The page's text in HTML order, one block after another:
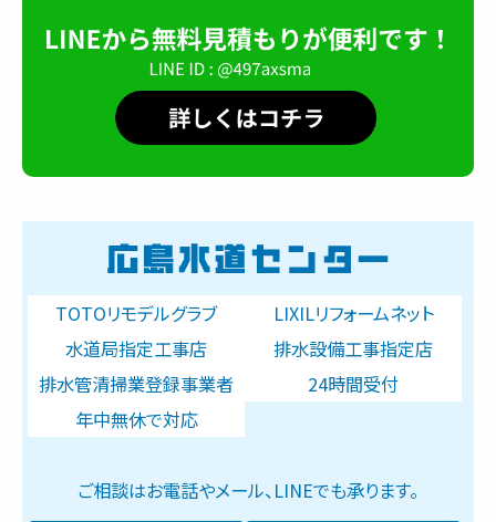
TOTOリモデルグラブ
LIXILリフォームネット
水道局指定工事店
排水設備工事指定店
排水管清掃業登録事業者
24時間受付
年中無休で対応
ご相談はお電話やメール、LINEでも承ります。